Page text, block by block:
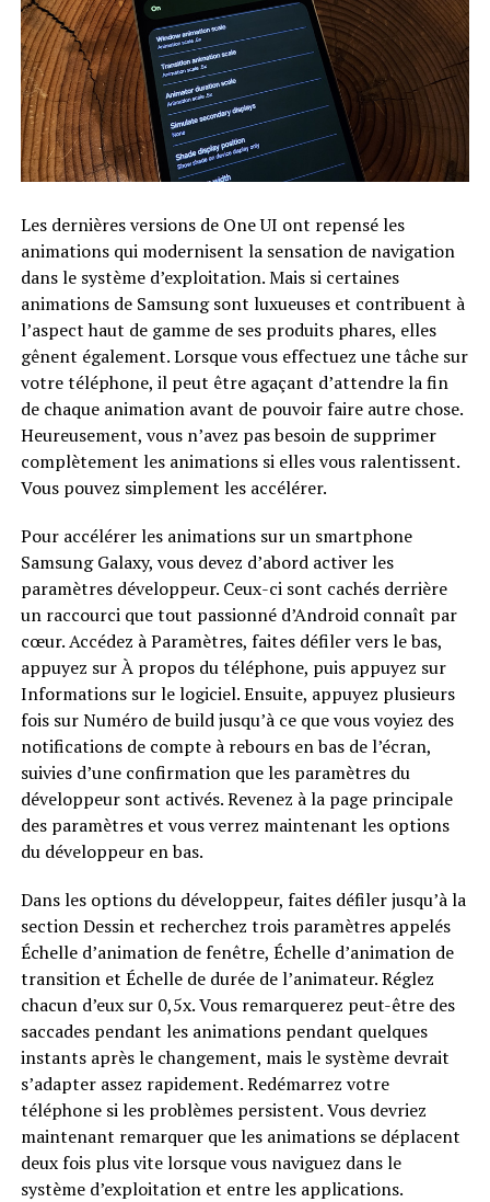
Les dernières versions de One UI ont repensé les
animations qui modernisent la sensation de navigation
dans le système d’exploitation. Mais si certaines
animations de Samsung sont luxueuses et contribuent à
l’aspect haut de gamme de ses produits phares, elles
gênent également. Lorsque vous effectuez une tâche sur
votre téléphone, il peut être agaçant d’attendre la fin
de chaque animation avant de pouvoir faire autre chose.
Heureusement, vous n’avez pas besoin de supprimer
complètement les animations si elles vous ralentissent.
Vous pouvez simplement les accélérer.
Pour accélérer les animations sur un smartphone
Samsung Galaxy, vous devez d’abord activer les
paramètres développeur. Ceux-ci sont cachés derrière
un raccourci que tout passionné d’Android connaît par
cœur. Accédez à Paramètres, faites défiler vers le bas,
appuyez sur À propos du téléphone, puis appuyez sur
Informations sur le logiciel. Ensuite, appuyez plusieurs
fois sur Numéro de build jusqu’à ce que vous voyiez des
notifications de compte à rebours en bas de l’écran,
suivies d’une confirmation que les paramètres du
développeur sont activés. Revenez à la page principale
des paramètres et vous verrez maintenant les options
du développeur en bas.
Dans les options du développeur, faites défiler jusqu’à la
section Dessin et recherchez trois paramètres appelés
Échelle d’animation de fenêtre, Échelle d’animation de
transition et Échelle de durée de l’animateur. Réglez
chacun d’eux sur 0,5x. Vous remarquerez peut-être des
saccades pendant les animations pendant quelques
instants après le changement, mais le système devrait
s’adapter assez rapidement. Redémarrez votre
téléphone si les problèmes persistent. Vous devriez
maintenant remarquer que les animations se déplacent
deux fois plus vite lorsque vous naviguez dans le
système d’exploitation et entre les applications.